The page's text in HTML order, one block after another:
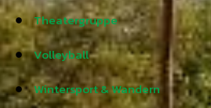
Theatergruppe
Volleyball
Wintersport & Wandern